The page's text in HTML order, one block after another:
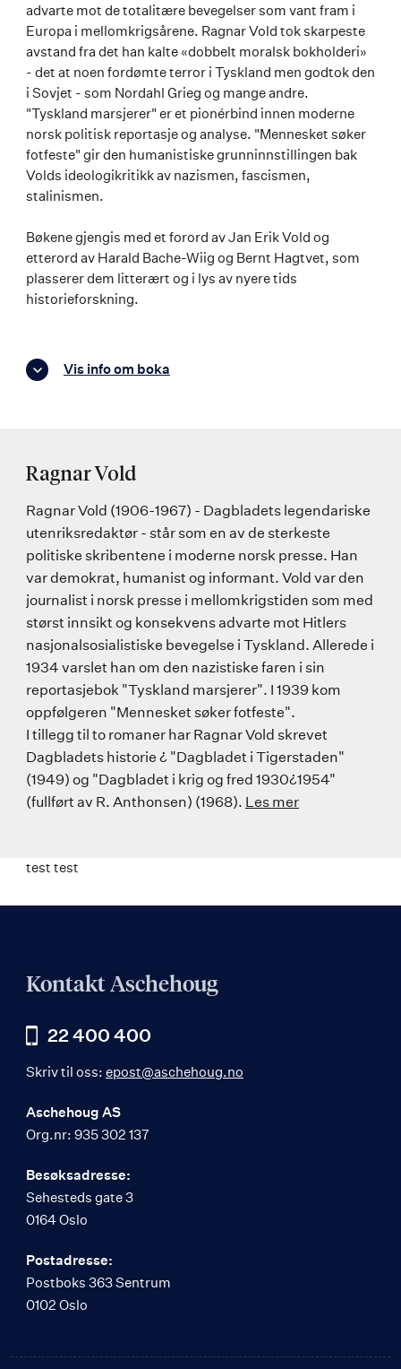
advarte mot de totalitære bevegelser som vant fram i
Europa i mellomkrigsårene. Ragnar Vold tok skarpeste
avstand fra det han kalte «dobbelt moralsk bokholderi»
- det at noen fordømte terror i Tyskland men godtok den
i Sovjet - som Nordahl Grieg og mange andre.
"Tyskland marsjerer" er et pionérbind innen moderne
norsk politisk reportasje og analyse. "Mennesket søker
fotfeste" gir den humanistiske grunninnstillingen bak
Volds ideologikritikk av nazismen, fascismen,
stalinismen.
Bøkene gjengis med et forord av Jan Erik Vold og
etterord av Harald Bache-Wiig og Bernt Hagtvet, som
plasserer dem litterært og i lys av nyere tids
historieforskning.
Vis info om boka
Ragnar Vold
Ragnar Vold (1906-1967) - Dagbladets legendariske
utenriksredaktør - står som en av de sterkeste
politiske skribentene i moderne norsk presse. Han
var demokrat, humanist og informant. Vold var den
journalist i norsk presse i mellomkrigstiden som med
størst innsikt og konsekvens advarte mot Hitlers
nasjonalsosialistiske bevegelse i Tyskland. Allerede i
1934 varslet han om den nazistiske faren i sin
reportasjebok "Tyskland marsjerer". I 1939 kom
oppfølgeren "Mennesket søker fotfeste".
I tillegg til to romaner har Ragnar Vold skrevet
Dagbladets historie ¿ "Dagbladet i Tigerstaden"
(1949) og "Dagbladet i krig og fred 1930¿1954"
(fullført av R. Anthonsen) (1968). Les mer
test test
Kontakt Aschehoug
22 400 400
Skriv til oss: epost@aschehoug.no
Aschehoug AS
Org.nr: 935 302 137
Besøksadresse:
Sehesteds gate 3
0164 Oslo
Postadresse:
Postboks 363 Sentrum
0102 Oslo